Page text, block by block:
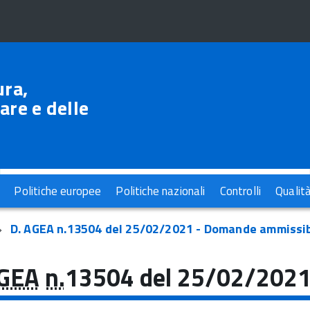
e delle
Politiche europee Politiche nazionali Controlli
D. AGEA n.13504 del 25/02/2021 - Domande
n.13504 del 25/02/2021